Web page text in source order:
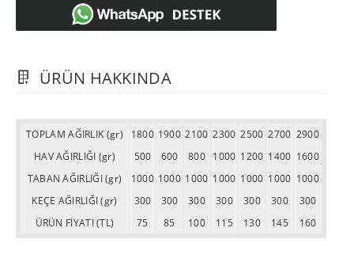
ÜRÜN HAKKINDA
TOPLAM AĞIRLIK (gr) 1800 1900 2100 2300 2500 2700 2900
HAV AĞIRLIĞI (gr)
500 600 800 1000 1200 1400 1600
TABAN AĞIRLIĞI (gr)
1000 1000 1000 1000 1000 1000 1000
KEÇE AĞIRLIĞI (gr)
300 300 300 300 300 300
300
ÜRÜN FİYATI (TL)
75 85 100 115 130 145 160